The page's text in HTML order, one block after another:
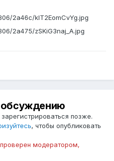
2a46c/klT2EomCvYg.jpg
2a475/zSKiG3naj_A.jpg
обсуждению
позже.
, чтобы опубликовать
модератором,